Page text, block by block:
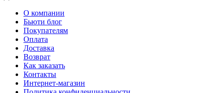
О компании
Бьюти блог
Покупателям
Оплата
Доставка
Возврат
Как заказать
Контакты
Интернет-магазин